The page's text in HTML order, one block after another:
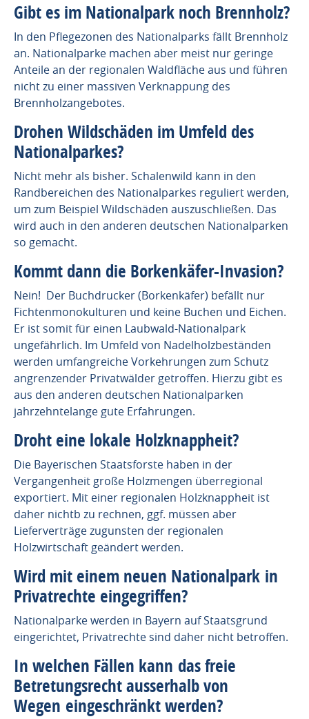
Gibt es im Nationalpark noch Brennholz?
In den Pflegezonen des Nationalparks fällt Brennholz
an. Nationalparke machen aber meist nur geringe
Anteile an der regionalen Waldfläche aus und führen
nicht zu einer massiven Verknappung des
Brennholzangebotes.
Drohen Wildschäden im Umfeld des
Nationalparkes?
Nicht mehr als bisher. Schalenwild kann in den
Randbereichen des Nationalparkes reguliert werden,
um zum Beispiel Wildschäden auszuschließen. Das
wird auch in den anderen deutschen Nationalparken
so gemacht.
Kommt dann die Borkenkäfer-Invasion?
Nein! Der Buchdrucker (Borkenkäfer) befällt nur
Fichtenmonokulturen und keine Buchen und Eichen.
Er ist somit für einen Laubwald-Nationalpark
ungefährlich. Im Umfeld von Nadelholzbeständen
werden umfangreiche Vorkehrungen zum Schutz
angrenzender Privatwälder getroffen. Hierzu gibt es
aus den anderen deutschen Nationalparken
jahrzehntelange gute Erfahrungen.
Droht eine lokale Holzknappheit?
Die Bayerischen Staatsforste haben in der
Vergangenheit große Holzmengen überregional
exportiert. Mit einer regionalen Holzknappheit ist
daher nichtb zu rechnen, ggf. müssen aber
Lieferverträge zugunsten der regionalen
Holzwirtschaft geändert werden.
Wird mit einem neuen Nationalpark in
Privatrechte eingegriffen?
Nationalparke werden in Bayern auf Staatsgrund
eingerichtet, Privatrechte sind daher nicht betroffen.
In welchen Fällen kann das freie
Betretungsrecht ausserhalb von
Wegen eingeschränkt werden?